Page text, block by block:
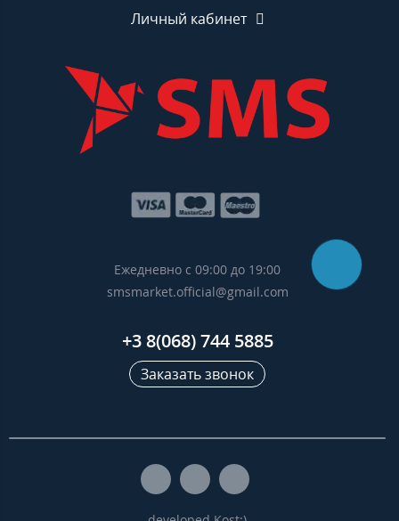
Личный кабинет
Ежедневно с 09:00 до 19:00
smsmarket.official@gmail.com
+3 8(068) 744 5885
Заказать звонок